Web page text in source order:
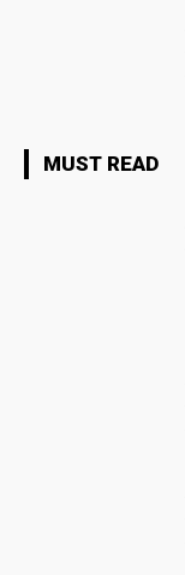
MUST READ